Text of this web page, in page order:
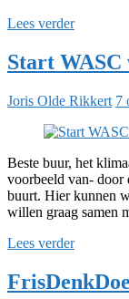
Lees verder
Start WASC
Joris Olde Rikkert 7
Beste buur, het
voorbeeld van- door
buurt. Hier kunnen
willen graag samen
Lees verder